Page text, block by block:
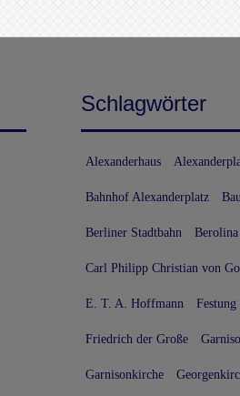
Schlagwörter
Alexanderhaus
Bahnhof Alexanderplatz
Berliner Stadtbahn Berolina
Carl Philipp Christian von
E. T. A. Hoffmann
Friedrich der Große
Garnisonkirche